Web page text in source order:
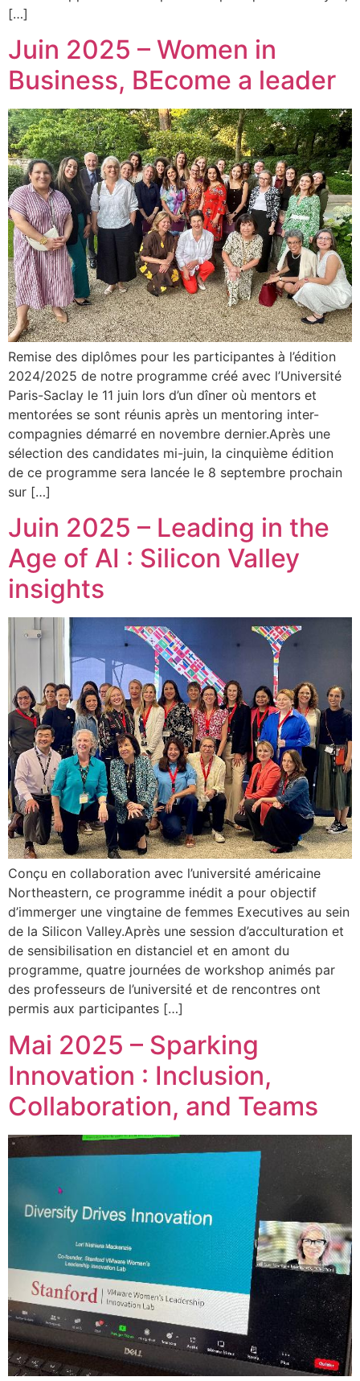
[…]
Juin 2025 – Women in
Business, BEcome a leader
Remise des diplômes pour les participantes à l’édition
2024/2025 de notre programme créé avec l’Université
Paris-Saclay le 11 juin lors d’un dîner où mentors et
mentorées se sont réunis après un mentoring inter-
compagnies démarré en novembre dernier.Après une
sélection des candidates mi-juin, la cinquième édition
de ce programme sera lancée le 8 septembre prochain
sur […]
Juin 2025 – Leading in the
Age of AI : Silicon Valley
insights
Conçu en collaboration avec l’université américaine
Northeastern, ce programme inédit a pour objectif
d’immerger une vingtaine de femmes Executives au sein
de la Silicon Valley.Après une session d’acculturation et
de sensibilisation en distanciel et en amont du
programme, quatre journées de workshop animés par
des professeurs de l’université et de rencontres ont
permis aux participantes […]
Mai 2025 – Sparking
Innovation : Inclusion,
Collaboration, and Teams